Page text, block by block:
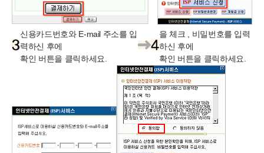
신용카드번호와 E-mail 주소를 입
력하신 후에
확인 버튼을 클릭하세요.
을 체크 , 비밀번호를 입력
하신 후에
확인 버튼을 클릭하세요.